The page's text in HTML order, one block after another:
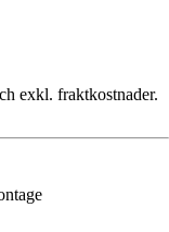
exkl. fraktkostnader.